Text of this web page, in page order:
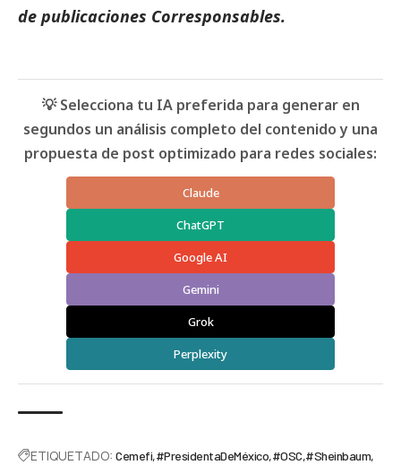
de publicaciones Corresponsables.
💡 Selecciona tu IA preferida para generar en
segundos un análisis completo del contenido y una
propuesta de post optimizado para redes sociales:
Claude
ChatGPT
Google AI
Gemini
Grok
Perplexity
ETIQUETADO: Cemefi #PresidentaDeMéxico #OSC #Sheinbaum